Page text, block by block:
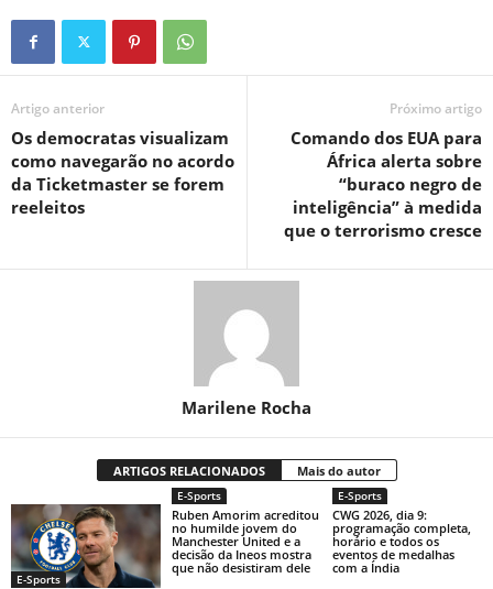
Artigo anterior
Os democratas visualizam
como navegarão no acordo
da Ticketmaster se forem
reeleitos
Próximo artigo
Comando dos EUA para
África alerta sobre
“buraco negro de
inteligência” à medida
que o terrorismo cresce
Marilene Rocha
ARTIGOS RELACIONADOS Mais do autor
E-Sports
E-Sports
Ruben Amorim acreditou
no humilde jovem do
Manchester United e a
decisão da Ineos mostra
que não desistiram dele
E-Sports
CWG 2026, dia 9:
programação completa,
horário e todos os
eventos de medalhas
com a Índia